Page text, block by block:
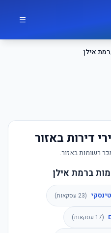
רמת אילן
דירות באזור
רשומות באזור.
ברמת אילן
(
23 עסקאות)
(
17 עסקאות)